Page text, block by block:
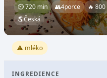
⏲ 720 min 👥4porce 🔥 800
🌎Česká
⚠️ mléko
INGREDIENCE